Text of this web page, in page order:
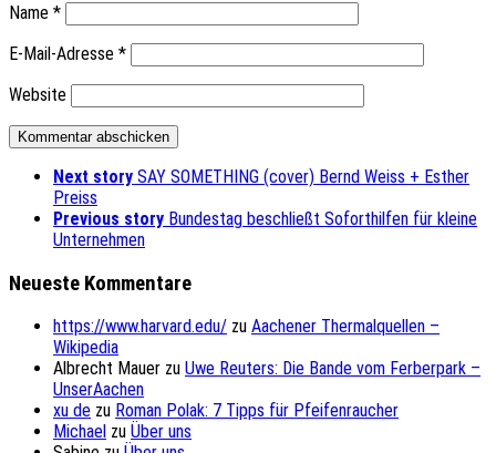
Name *
E-Mail-Adresse *
Website
Next story SAY SOMETHING (cover) Bernd Weiss + Esther
Preiss
Previous story Bundestag beschließt Soforthilfen für kleine
Unternehmen
Neueste Kommentare
https://www.harvard.edu/ zu Aachener Thermalquellen –
Wikipedia
Albrecht Mauer zu Uwe Reuters: Die Bande vom Ferberpark –
UnserAachen
xu de zu Roman Polak: 7 Tipps für Pfeifenraucher
Michael zu Über uns